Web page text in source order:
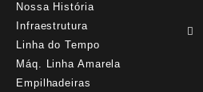
Nossa História
Infraestrutura
Linha do Tempo
Máq. Linha Amarela
Empilhadeiras